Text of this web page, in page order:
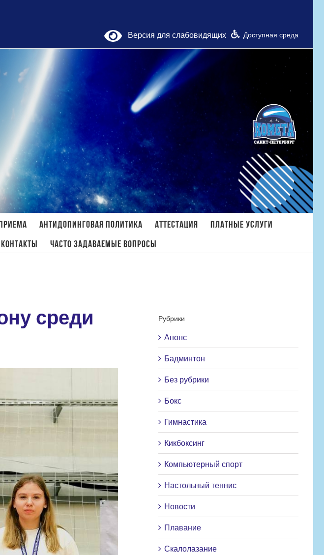
Версия для слабовидящих Доступная среда
Антидопинговая политика Аттестация
Платные услуги
Контакты Часто задаваемые вопросы
среди
Рубрики
Анонс
Бадминтон
Без рубрики
Бокс
Гимнастика
Кикбоксинг
Компьютерный спорт
Настольный теннис
Новости
Плавание
Скалолазание